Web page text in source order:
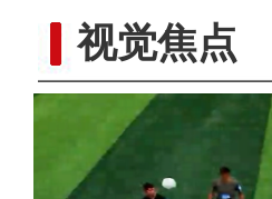
视觉焦点
镜头下